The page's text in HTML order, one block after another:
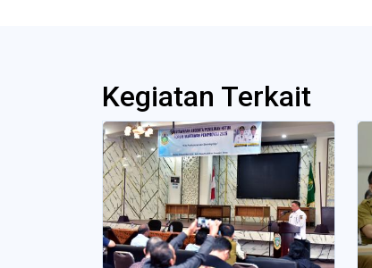
Kegiatan Terkait